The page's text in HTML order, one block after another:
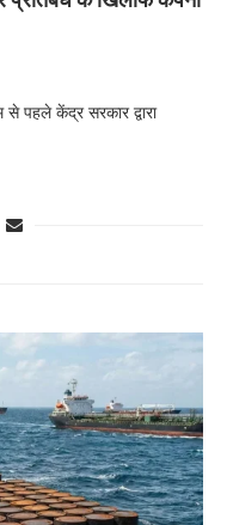
पहले केंद्र सरकार द्वारा